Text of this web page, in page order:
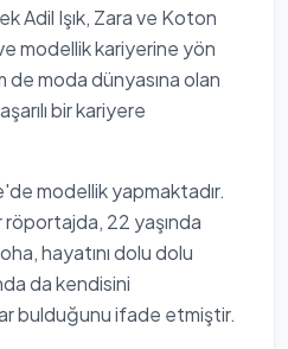
Adil Işık, Zara ve Koton
modellik kariyerine yön
moda dünyasına olan
bir kariyere
modellik yapmaktadır.
röportajda, 22 yaşında
hayatını dolu dolu
da kendisini
bulduğunu ifade etmiştir.